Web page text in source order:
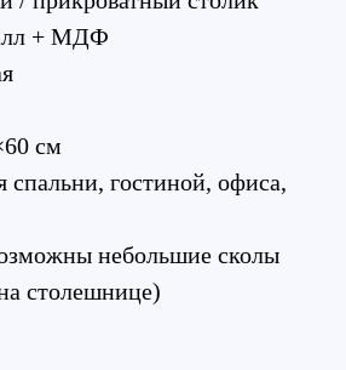
+ МДФ
см
спальни, гостиной, офиса,
небольшие сколы
столешнице)